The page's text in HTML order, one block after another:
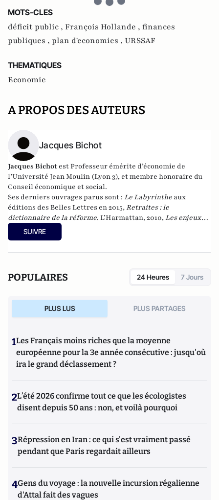
MOTS-CLES
déficit public , François Hollande , finances
publiques , plan d'economies , URSSAF
THEMATIQUES
Economie
A PROPOS DES AUTEURS
Jacques Bichot
Jacques Bichot estProfesseur émérite d’économie de
l’Université Jean Moulin (Lyon 3), et membre honoraire du
Conseil économique et social.
Ses derniers ouvrages parus sont : Le Labyrinthe aux
éditions des Belles Lettres en 2015, Retraites : le
dictionnaire de la réforme. L’Harmattan, 2010, Les enjeux
2012 de A à Z
. L’Harmattan, 2012, et
Cherche-midi, en janvier 2017.
SUIVRE
POPULAIRES 24 Heures 7 Jours
PLUS LUS PLUS PARTAGES
1Les Français moins riches que la moyenne
européenne pour la 3e année consécutive : jusqu'où
ira le grand déclassement ?
2L’été 2026 confirme tout ce que les écologistes
disent depuis 50 ans : non, et voilà pourquoi
3Répression en Iran : ce qui s'est vraiment passé
pendant que Paris regardait ailleurs
4Gens du voyage : la nouvelle incursion régalienne
d'Attal fait des vagues